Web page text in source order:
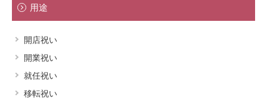
その他
メ
胡蝶蘭の育て方
胡蝶蘭の病気の原因とその対策法
胡蝶蘭の回収・引き取り・処分方法
お問い合わせ
用途
開店祝い
開業祝い
就任祝い
移転祝い